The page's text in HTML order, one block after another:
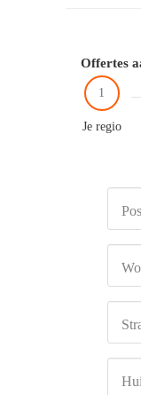
Offertes
1
Je regio